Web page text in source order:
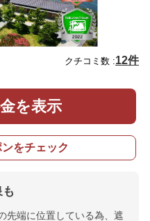
クチコミ数 :12件
を表示
をチェック
先端に位置している為、遮